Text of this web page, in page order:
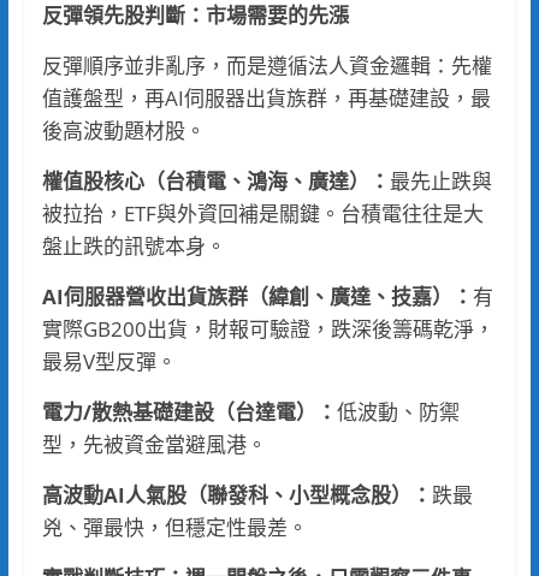
反彈領先股判斷：市場需要的先漲
反彈順序並非亂序，而是遵循法人資金邏輯：先權
值護盤型，再AI伺服器出貨族群，再基礎建設，最
後高波動題材股。
權值股核心（台積電、鴻海、廣達）： 最先止跌與
被拉抬，ETF與外資回補是關鍵。台積電往往是大
盤止跌的訊號本身。
AI伺服器營收出貨族群（緯創、廣達、技嘉）： 有
實際GB200出貨，財報可驗證，跌深後籌碼乾淨，
最易V型反彈。
電力/散熱基礎建設（台達電）： 低波動、防禦
型，先被資金當避風港。
高波動AI人氣股（聯發科、小型概念股）： 跌最
兇、彈最快，但穩定性最差。